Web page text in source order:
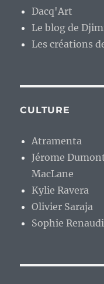
Dacq'Art
Le blog de
Les créations
CULTURE
Atramenta
Jérome
MacLane
Kylie Ravera
Olivier Saraja
Sophie